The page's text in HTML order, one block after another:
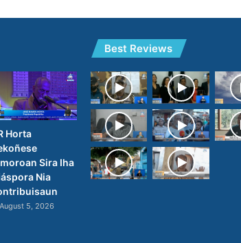
Horta
Sira Iha
Nia
August 5, 2026
Best Reviews